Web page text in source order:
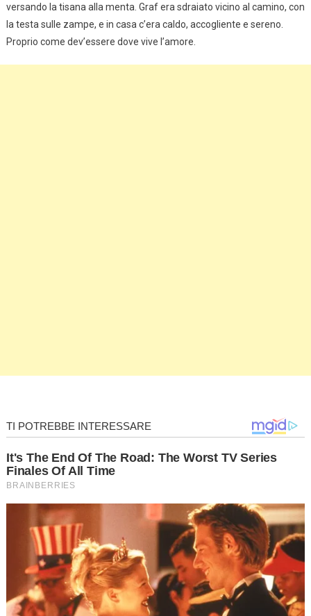
versando la tisana alla menta. Graf era sdraiato vicino al camino, con
la testa sulle zampe, e in casa c’era caldo, accogliente e sereno.
Proprio come dev’essere dove vive l’amore.